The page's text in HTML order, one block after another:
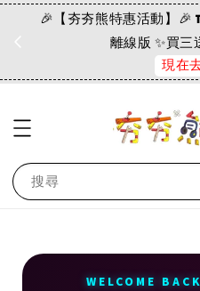
🎉【夯夯熊特惠活動】🎉
離線版 ✨買三
現在
搜尋
WELCOME